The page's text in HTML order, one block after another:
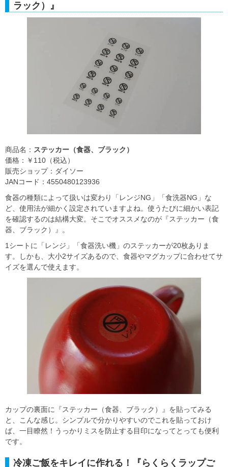
ラック）』
商品名： ステッカー（食器、ブラック）
価格：￥110（税込）
販売ショップ：ダイソー
JANコード：4550480123936
食器の種類によって扱いは変わり「レンジNG」「食洗器NG」な
ど、使用法が細かく設定されていますよね。使うたびに細かい表記
を確認するのは結構大変。そこでオススメなのが『ステッカー（食
器、ブラック）』。
1シートに「レンジ」「食器洗い機」のステッカーが20枚ありま
す。しかも、大小2サイズあるので、食器やマグカップに合わせてサ
イズを選んで使えます。
カップの裏面に『ステッカー（食器、ブラック）』を貼ってみる
と、こんな感じ。シンプルで分かりやすいのでこれを貼っておけ
ば、一目瞭然！うっかりミスを防止する目印になってとっても便利
です。
冷凍ご飯をキレイに作れる！『らくらくラップご